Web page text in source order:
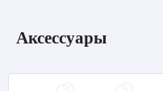
Аксессуары